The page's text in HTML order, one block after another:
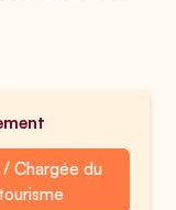
/ Chargée du